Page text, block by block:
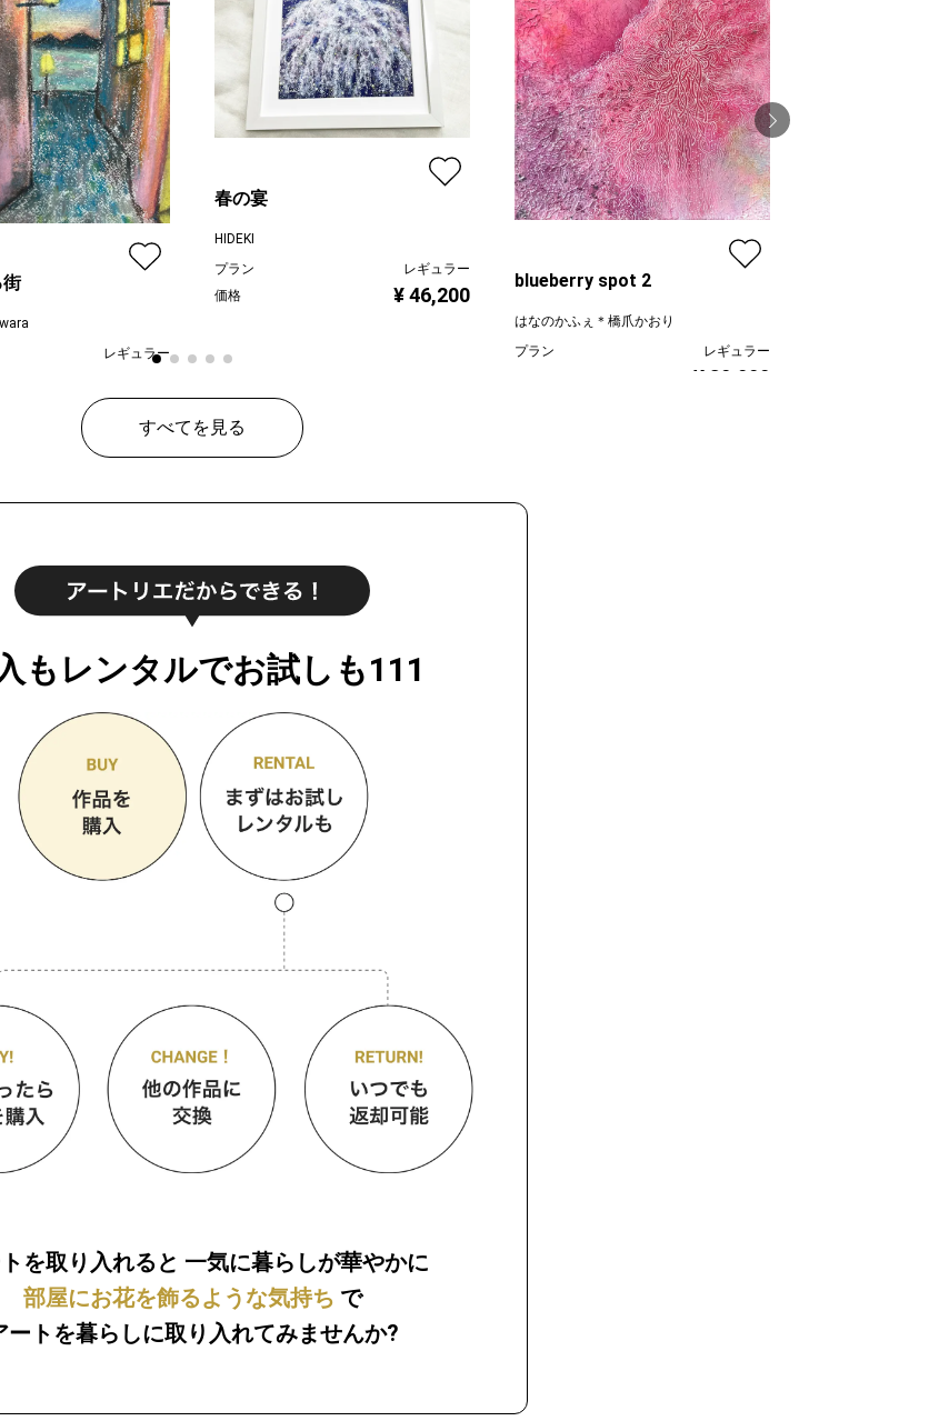
レギュラー
春の宴
HIDEKI
プラン
レギュラー
価格
¥ 46,200
blueberry spot 2
はなのかふぇ＊橋爪かおり
プラン
レギュラー
¥ 30,000
すべてを見る
もレンタルでお試しも111
を取り入れると 一気に暮らしが華やかに
部屋にお花を飾るような気持ち で
ートを暮らしに取り入れてみませんか?